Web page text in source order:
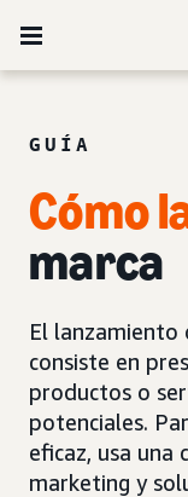
GUÍA
Cómo
marca
El lanzamiento
consiste en
productos o
potenciales.
eficaz, usa una
marketing y